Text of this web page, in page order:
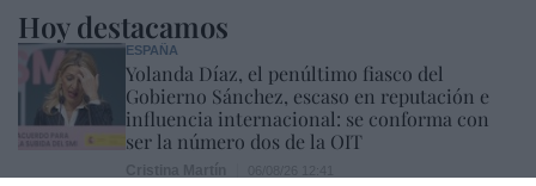
Hoy destacamos
ESPAÑA
Yolanda Díaz, el penúltimo fiasco del
Gobierno Sánchez, escaso en reputación e
influencia internacional: se conforma con
ser la número dos de la OIT